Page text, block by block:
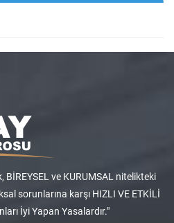
BİREYSEL ve KURUMSAL nitelikteki
sorunlarına karşı HIZLI VE ETKİLİ
İyi Yapan Yasalardır."